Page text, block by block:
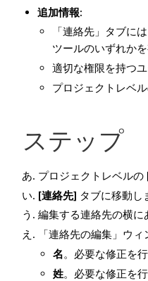
追加情報:
「連絡先」タブに
ツールのいずれか
適切な権限を持つ
プロジェクトレベ
ステップ
プロジェクトレベルの
[連絡先] タブに移動し
編集する連絡先の横に
「連絡先の編集」ウ
名。必要な修正を
姓。必要な修正を